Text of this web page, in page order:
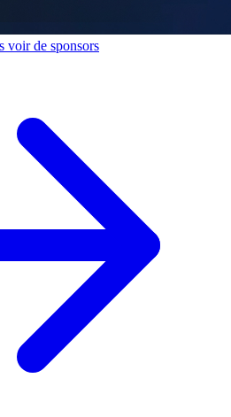
voir de sponsors